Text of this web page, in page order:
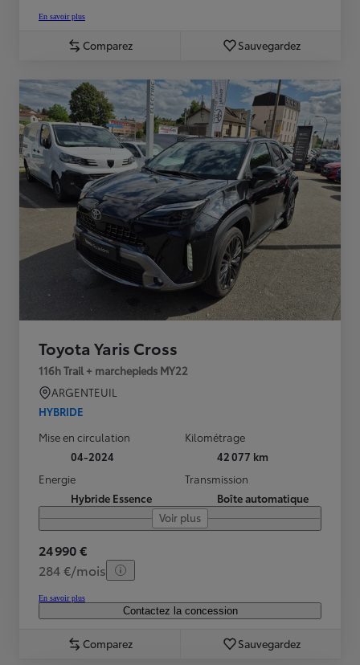
En savoir plus
Comparez Sauvegardez
Toyota Yaris Cross
116h Trail + marchepieds MY22
ARGENTEUIL
HYBRIDE
Mise en circulation
04-2024
Kilométrage
42 077 km
Energie
Hybride Essence
Transmission
Boîte automatique
Voir plus
24 990 €
284 €/mois
En savoir plus
Contactez la concession
Comparez Sauvegardez